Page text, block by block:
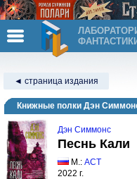
◄ страница издания
Книжные полки Дэн
Дэн Симмонс
Песнь Кали
М.: АСТ
2022 г.